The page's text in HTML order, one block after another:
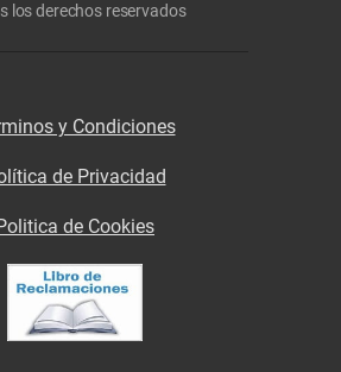
los derechos reservados
y Condiciones
de Privacidad
de Cookies